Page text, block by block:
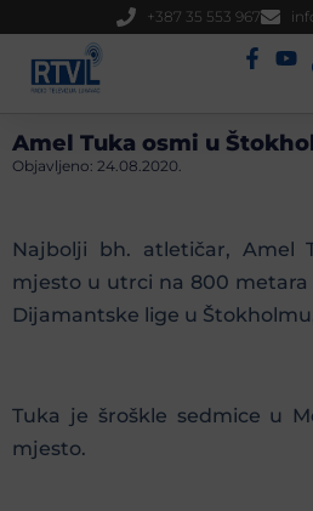
+387 35 553 967
Amel Tuka osmi u
Objavljeno: 24.08.2020.
Najbolji bh. atletičar, Amel
mjesto u utrci na 800
Dijamantske lige u
Tuka je šroškle sedmice u
mjesto.